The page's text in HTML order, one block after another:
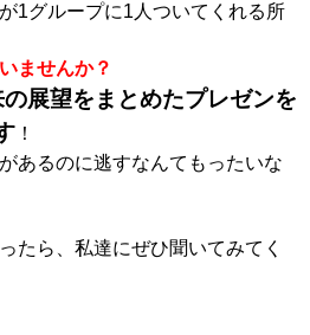
1グループに1人ついてくれる所
ませんか？
展望をまとめたプレゼンを
！
あるのに逃すなんてもったいな
たら、私達にぜひ聞いてみてく